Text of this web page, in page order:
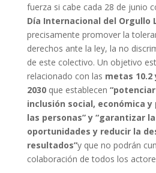
fuerza si cabe cada 28 de junio
Día Internacional del Orgullo
precisamente promover la
derechos ante la ley, la no
de este colectivo. Un objetivo
relacionado con las metas 10.2
2030 que establecen
inclusión social, económica
las personas” y “garantizar
oportunidades y reducir la
resultados”y que no podrán
colaboración de todos los